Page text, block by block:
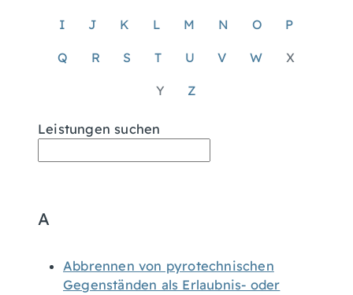
I J K L M N O P
Q R S T U V W X
Y Z
Leistungen suchen
A
Abbrennen von pyrotechnischen
Gegenständen als Erlaubnis- oder